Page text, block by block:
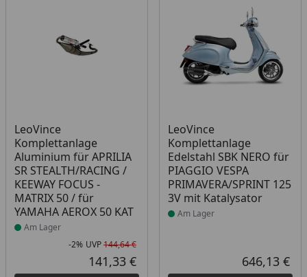
LeoVince
Komplettanlage
Aluminium für APRILIA
SR STEALTH/RACING /
KEEWAY FOCUS -
MATRIX 50 / für
YAMAHA AEROX 50 KAT
Produkt am Lager
Am Lager
Rabatt in Prozent
-2%
Ursprünglicher Preis
UVP144,64 €
Aktueller Preis
141,33 €
LeoVince
Komplettanlage
Edelstahl SBK NERO für
PIAGGIO VESPA
PRIMAVERA/SPRINT 125
3V mit Katalysator
Produkt am Lager
Am Lager
646,13 €